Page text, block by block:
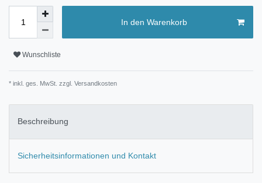
In den Warenkorb
Wunschliste
* inkl. ges. MwSt. zzgl. Versandkosten
Beschreibung
Sicherheitsinformationen und Kontakt